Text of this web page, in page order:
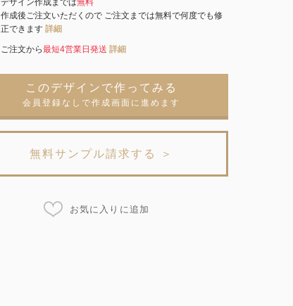
デザイン作成までは無料
作成後ご注文いただくので ご注文までは無料で何度でも修
正できます 詳細
ご注文から最短4営業日発送 詳細
このデザインで作ってみる
会員登録なしで作成画面に進めます
無料サンプル請求する ＞
お気に入りに追加